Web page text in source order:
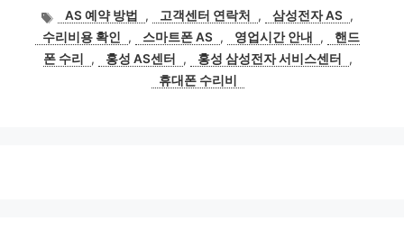
태
그
AS 예약 방법 , 고객센터 연락처 , 삼성전자 AS ,
수리비용 확인
, 스마트폰 AS , 영업시간 안내 ,
핸드
폰 수리
, 홍성 AS센터 , 홍성 삼성전자 서비스센터
,
휴대폰 수리비